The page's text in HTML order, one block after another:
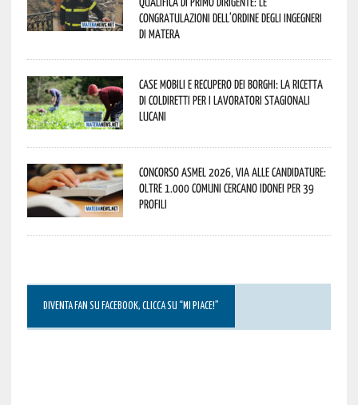
congratulazioni dell’Ordine degli Ingegneri
di Matera
Case mobili e recupero dei borghi: la ricetta
di Coldiretti per i lavoratori stagionali
lucani
Concorso Asmel 2026, via alle candidature:
oltre 1.000 Comuni cercano idonei per 39
profili
DIVENTA FAN SU FACEBOOK, CLICCA SU “MI PIACE!”